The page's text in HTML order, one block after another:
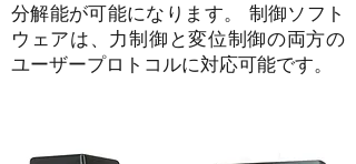
分解能が可能になります。 制御ソフト
ウェアは、力制御と変位制御の両方の
ユーザープロトコルに対応可能です。